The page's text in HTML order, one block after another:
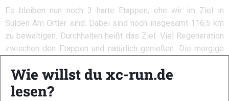
Es bleiben nun noch 3 harte Etappen, ehe wir im Ziel in
Sulden Am Ortler sind. Dabei sind noch insgesamt 116,5 km
zu bewältigen. Durchhalten heißt das Ziel. Viel Regeneration
zwischen den Etappen und natürlich genießen. Die morgige
Brett. Die Teams müssen 40,5 Kilometer und 2775 positive
Höhenmeter bezwingen. Der Start ist bereits um 07:00 Uhr.
Wie willst du xc-run.de
lesen?